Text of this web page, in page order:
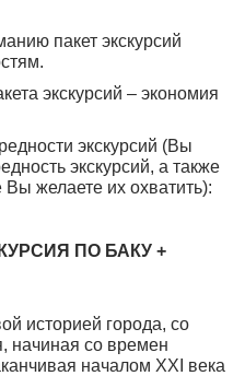
пакет экскурсий
экскурсий – экономия
экскурсий (Вы
экскурсий, а также
Вы желаете их охватить):
ПО БАКУ +
историей города, со
начиная со времен
началом XXI века